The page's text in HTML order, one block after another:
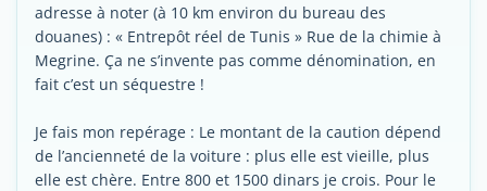
adresse à noter (à 10 km environ du bureau des
douanes) : « Entrepôt réel de Tunis » Rue de la chimie à
Megrine. Ça ne s’invente pas comme dénomination, en
fait c’est un séquestre !
Je fais mon repérage : Le montant de la caution dépend
de l’ancienneté de la voiture : plus elle est vieille, plus
elle est chère. Entre 800 et 1500 dinars je crois. Pour le